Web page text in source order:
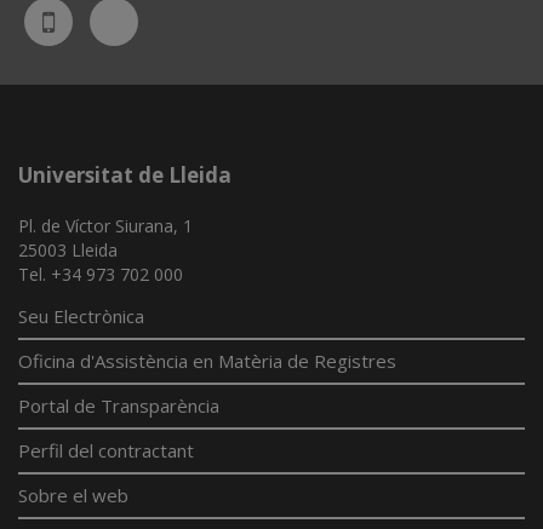
UdL
App
Bluesky
Universitat de Lleida
Pl. de Víctor Siurana, 1
25003 Lleida
Tel. +34 973 702 000
Seu Electrònica
Oficina d'Assistència en Matèria de Registres
Portal de Transparència
Perfil del contractant
Sobre el web